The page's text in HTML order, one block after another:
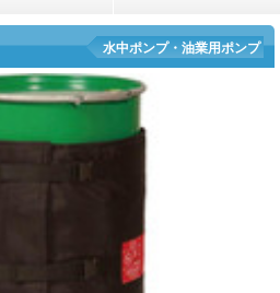
水中ポンプ・油業用ポンプ